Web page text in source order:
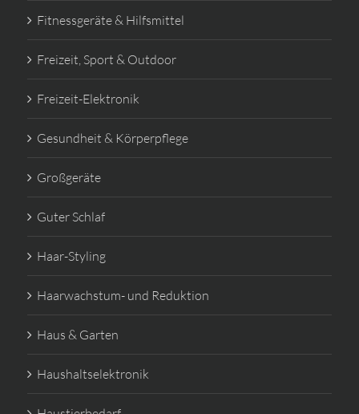
Fitnessgeräte & Hilfsmittel
Freizeit, Sport & Outdoor
Freizeit-Elektronik
Gesundheit & Körperpflege
Großgeräte
Guter Schlaf
Haar-Styling
Haarwachstum- und Reduktion
Haus & Garten
Haushaltselektronik